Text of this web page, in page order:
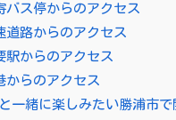
バス停からのアクセス
道路からのアクセス
からのアクセス
からのアクセス
一緒に楽しみたい勝浦市